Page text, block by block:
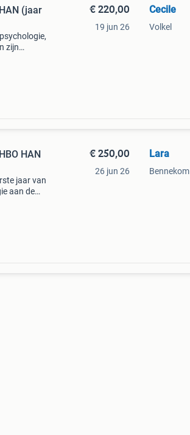
zijn
€ 220,00
19 jun 26
Cecile
Volkel
HAN
jaar van
aan de
€ 250,00
26 jun 26
Lara
Bennekom